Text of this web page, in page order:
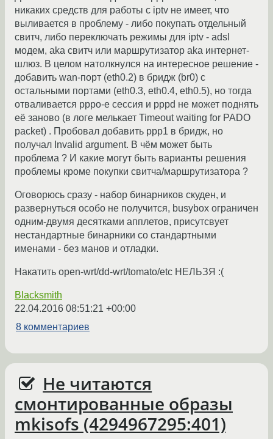
никаких средств для работы с iptv не имеет, что
выливается в проблему - либо покупать отдельный
свитч, либо переключать режимы для iptv - adsl
модем, aka свитч или маршрутизатор aka интернет-
шлюз. В целом натолкнулся на интересное решение -
добавить wan-порт (eth0.2) в бридж (br0) с
остальными портами (eth0.3, eth0.4, eth0.5), но тогда
отваливается pppo-e сессия и pppd не может поднять
её заново (в логе мелькает Timeout waiting for PADO
packet) . Пробовал добавить ppp1 в бридж, но
получал Invalid argument. В чём может быть
проблема ? И какие могут быть варианты решения
проблемы кроме покупки свитча/маршрутизатора ?
Оговорюсь сразу - набор бинарников скуден, и
развернуться особо не получится, busybox ограничен
одним-двумя десятками апплетов, присутсвует
нестандартные бинарники со стандартными
именами - без манов и отладки.
Накатить open-wrt/dd-wrt/tomato/etc НЕЛЬЗЯ :(
Blacksmith
22.04.2016 08:51:21 +00:00
8 комментариев
Не читаются
смонтированные образы
mkisofs (4294967295:401)